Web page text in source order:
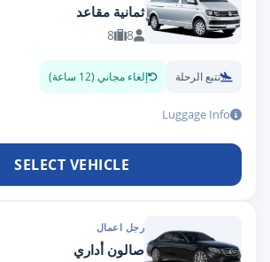
ثمانية مقاعد
8
8
تتبع الرحلة إلغاء مجاني (12 ساعة)
Luggage Info
SELECT VEHICLE
رجل اعمال
صالون أداري